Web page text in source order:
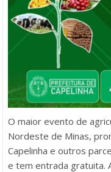
O maior evento de
Nordeste de Minas,
Capelinha e outros
e tem entrada gratuita.